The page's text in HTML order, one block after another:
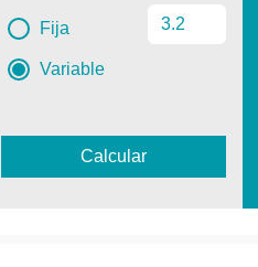
Fija
Variable
Calcular